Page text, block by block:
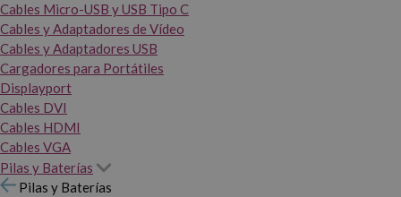
Cables Micro-USB y USB Tipo C
Cables y Adaptadores de Vídeo
Cables y Adaptadores USB
Cargadores para Portátiles
Displayport
Cables DVI
Cables HDMI
Cables VGA
Pilas y Baterías
Pilas y Baterías